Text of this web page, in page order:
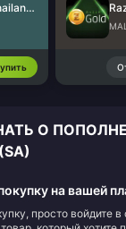
Razer Gold Thailand (THB)
О
на вашей
просто войдите в